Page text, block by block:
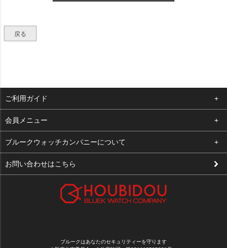
戻る
ご利用ガイド
よくある質問
支払い・送料
修理依頼
会員メニュー
ログイン
お気に入り
ブルークウォッチカンパニーについて
会社概要
お問い合わせはこちら
ブルークはあなたのセキュリティーを守ります